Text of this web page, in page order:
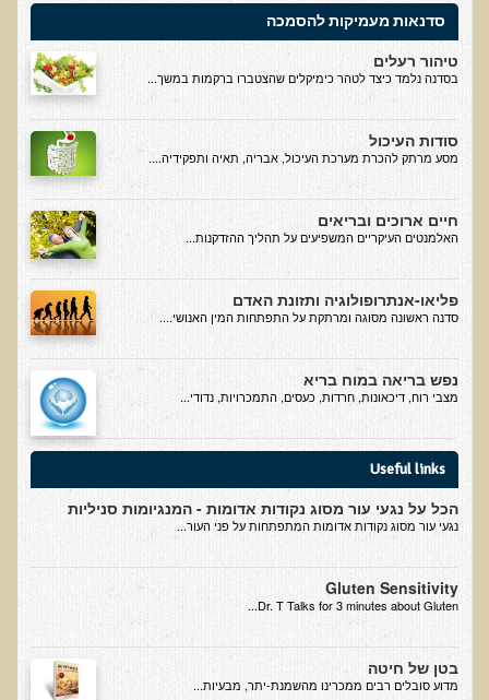
בדיקות מעבדה פונקציונאליות
בדיקת סריקה - חומצות אורגניות בשתן
בדיקת צואה לאיתור מתכות כבדות
בדיקה מקיפה לתפקוד מערכת העיכול
בדיקות לרגישויות לחלבונים
מידע מקצועי לרופאים ומטפלים על בדיקת ה-AMAS
פאנל קרדיו-ווסקולרי - לבריאות מערכת כלי הדם והלב
בדיקת שיער לאיתור מחסור במינרלים
בדיקות גנטיות
בדיקות לאבחון מחסורים וסיכונים
בדיקת דם קליפורד לרגישויות לחומרים דנטאליים
בדיקות לקזיאו-מורפינים וגלוטיאו-מורפינים
שאלות ותשובות למעבדה
סדנאות מעמיקות להסמכה
טיהור רעלים
בסדנה נלמד כיצד לטהר כימיקלים שהצטברו ברקמות במשך...
סודות העיכול
מסע מרתק להכרת מערכת העיכול, אבריה, תאיה ותפקידיה....
חיים ארוכים ובריאים
האלמנטים העיקריים המשפיעים על תהליך ההזדקנות...
פליאו-אנתרופולוגיה ותזונת האדם
סדנה ראשונה מסוגה ומרתקת על התפתחות המין האנושי....
נפש בריאה במוח בריא
מצבי רוח, דיכאונות, חרדות, כעסים, התמכרויות, נדודי...
Useful links
הכל על נגעי עור מסוג נקודות אדומות - המנגיומות סניליות
נגעי עור מסוג נקודות אדומות המתפתחות על פני העור...
Gluten Sensitivity
Dr. T Talks for 3 minutes about Gluten...
בטן של חיטה
​מדוע סובלים רבים ממכרינו מהשמנת-יתר, מבעיות...